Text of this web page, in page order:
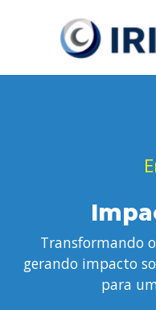
IRIUS Tech
Mobile, VoIP,
conteúdo
Transformando
gerando impacto
para